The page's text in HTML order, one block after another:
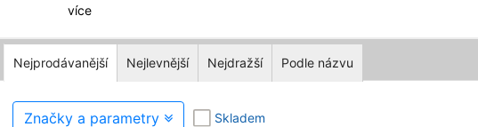
více
Nejprodávanější Nejlevnější Nejdražší Podle názvu
Značky a parametry Skladem